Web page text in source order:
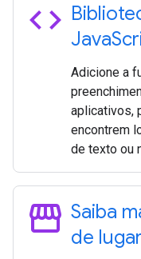
code Java
Adicione a
aplicativos,
encontrem
de texto ou
storefront Saiba
de